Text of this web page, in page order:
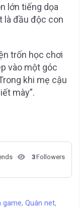
lớn tiếng dọa
là đầu độc con
trốn học chơi
vào một góc
khi mẹ cậu
mày”.
3Followers
game, Quán net,